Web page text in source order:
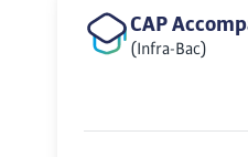
CAP
(Infra-Bac)